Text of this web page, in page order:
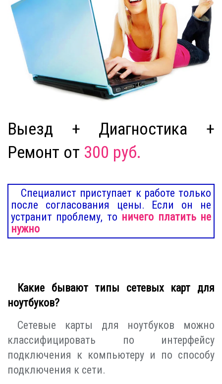
Выезд + Диагностика +
Ремонт от 300 руб.
Специалист приступает к работе только
после согласования цены. Если он не
устранит проблему, то ничего платить не
нужно
Какие бывают типы сетевых карт для
ноутбуков?
Сетевые карты для ноутбуков можно
классифицировать по интерфейсу
подключения к компьютеру и по способу
подключения к сети.